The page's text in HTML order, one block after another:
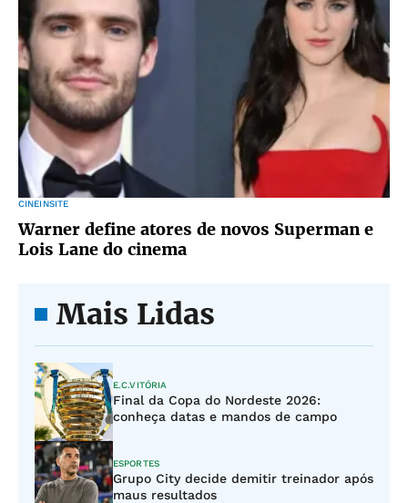
CINEINSITE
Warner define atores de novos Superman e
Lois Lane do cinema
Mais Lidas
E.C.VITÓRIA
Final da Copa do Nordeste 2026:
conheça datas e mandos de campo
ESPORTES
Grupo City decide demitir treinador após
maus resultados